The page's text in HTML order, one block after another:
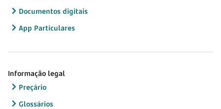
Documentos digitais
App Particulares
Informação legal
Preçário
Glossários